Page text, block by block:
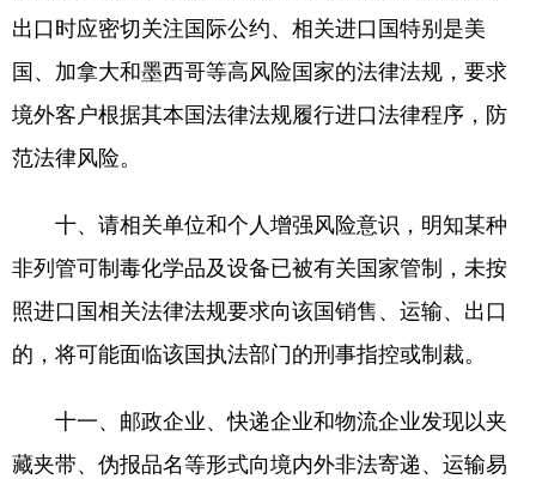
出口时应密切关注国际公约、相关进口国特别是美
国、加拿大和墨西哥等高风险国家的法律法规，要求
境外客户根据其本国法律法规履行进口法律程序，防
范法律风险。
十、请相关单位和个人增强风险意识，明知某种
非列管可制毒化学品及设备已被有关国家管制，未按
照进口国相关法律法规要求向该国销售、运输、出口
的，将可能面临该国执法部门的刑事指控或制裁。
十一、邮政企业、快递企业和物流企业发现以夹
藏夹带、伪报品名等形式向境内外非法寄递、运输易